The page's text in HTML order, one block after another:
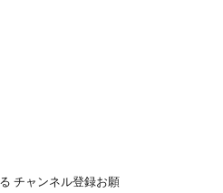
チャンネル登録お願